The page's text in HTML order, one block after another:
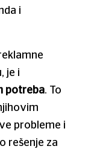
i
je i
potreba. To
probleme i
rešenje za